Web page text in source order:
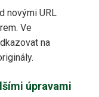
novými URL
Ve
na
úpravami